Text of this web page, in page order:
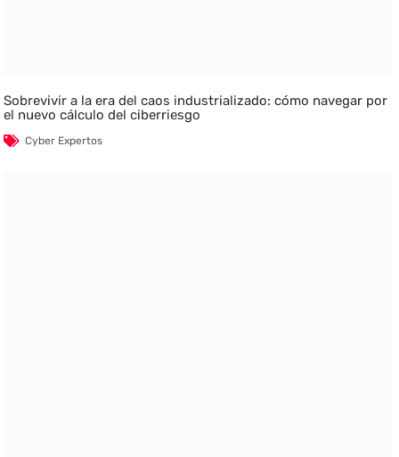
Sobrevivir a la era del caos industrializado: cómo navegar por
el nuevo cálculo del ciberriesgo
Cyber Expertos